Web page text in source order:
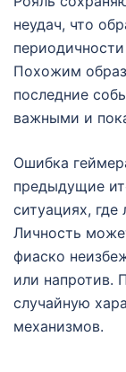
неудач, что
Похожим
последние
важными и
Ошибка
предыдущие
ситуациях,
Личность
фиаско
или напротив.
случайную
механизмов.